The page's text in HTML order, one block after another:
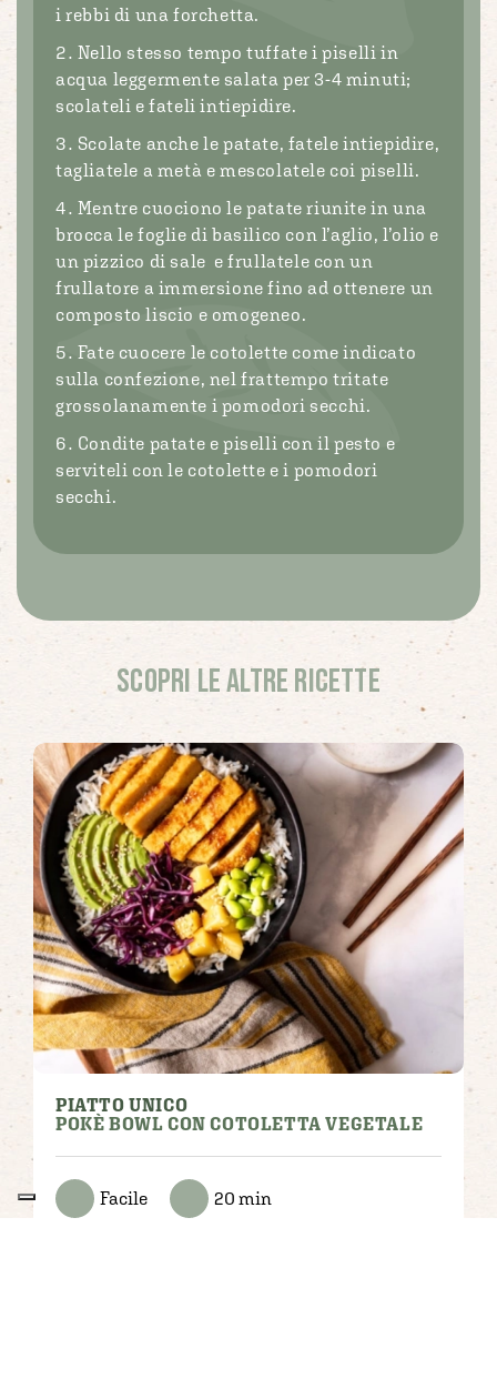
i rebbi di una forchetta.
Nello stesso tempo tuffate i piselli in
acqua leggermente salata per 3-4 minuti;
scolateli e fateli intiepidire.
Scolate anche le patate, fatele intiepidire,
tagliatele a metà e mescolatele coi piselli.
Mentre cuociono le patate riunite in una
brocca le foglie di basilico con l’aglio, l’olio e
un pizzico di sale e frullatele con un
frullatore a immersione fino ad ottenere un
composto liscio e omogeneo.
Fate cuocere le cotolette come indicato
sulla confezione, nel frattempo tritate
grossolanamente i pomodori secchi.
Condite patate e piselli con il pesto e
serviteli con le cotolette e i pomodori
secchi.
Scopri le altre ricette
PIATTO UNICO
POKÈ BOWL CON COTOLETTA VEGETALE
Facile 20 min